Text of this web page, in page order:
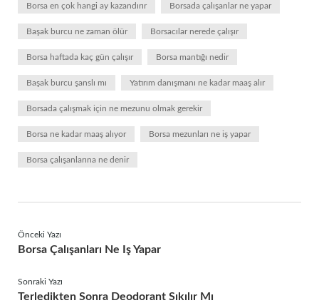
Borsa en çok hangi ay kazandırır Borsada çalışanlar ne yapar
Başak burcu ne zaman ölür Borsacılar nerede çalışır
Borsa haftada kaç gün çalışır Borsa mantığı nedir
Başak burcu şanslı mı Yatırım danışmanı ne kadar maaş alır
Borsada çalışmak için ne mezunu olmak gerekir
Borsa ne kadar maaş alıyor Borsa mezunları ne iş yapar
Borsa çalışanlarına ne denir
Önceki Yazı
Borsa Çalışanları Ne Iş Yapar
Sonraki Yazı
Terledikten Sonra Deodorant Sıkılır Mı